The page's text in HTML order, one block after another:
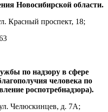
Новосибирской области.
Красный проспект, 18;
по надзору в сфере
человека по
роспотребнадзора).
Челюскинцев, д. 7А;